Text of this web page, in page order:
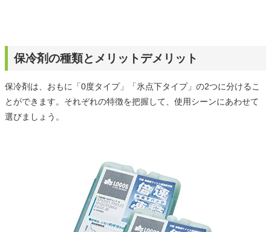
保冷剤の種類とメリットデメリット
保冷剤は、おもに「0度タイプ」「氷点下タイプ」の2つに分けるこ
とができます。それぞれの特徴を把握して、使用シーンにあわせて
選びましょう。